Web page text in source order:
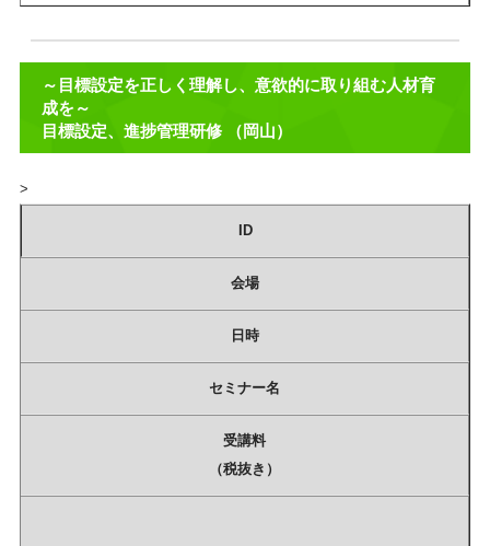
～目標設定を正しく理解し、意欲的に取り組む人材育
成を～
目標設定、進捗管理研修 （岡山）
>
ID
会場
日時
セミナー名
受講料
（税抜き）